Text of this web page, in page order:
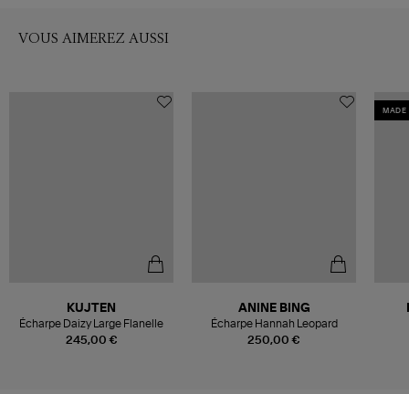
VOUS AIMEREZ AUSSI
245,00 €
KUJTEN
Écharpe Daizy Large Flanelle
250,00 €
ANINE BING
Écharpe Hannah Leopard
MADE